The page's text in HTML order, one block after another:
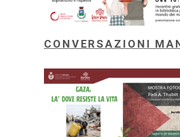
CONVERSAZIONI